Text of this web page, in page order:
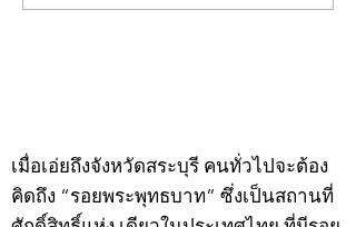
พระ"ประจำพุธที่ 29
เมื่อเอ่ยถึงจังหวัดสระบุรี คนทั่วไปจะต้อง
คิดถึง “รอยพระพุทธบาท” ซึ่งเป็นสถานที่